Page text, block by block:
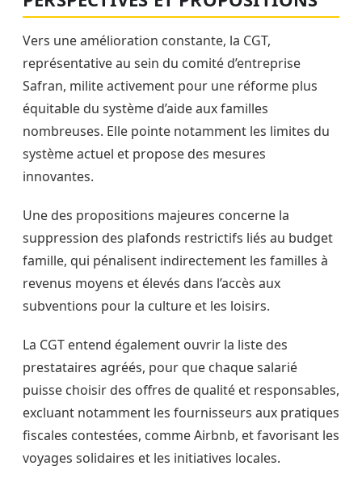
Vers une amélioration constante, la CGT,
représentative au sein du comité d’entreprise
Safran, milite activement pour une réforme plus
équitable du système d’aide aux familles
nombreuses. Elle pointe notamment les limites du
système actuel et propose des mesures
innovantes.
Une des propositions majeures concerne la
suppression des plafonds restrictifs liés au budget
famille, qui pénalisent indirectement les familles à
revenus moyens et élevés dans l’accès aux
subventions pour la culture et les loisirs.
La CGT entend également ouvrir la liste des
prestataires agréés, pour que chaque salarié
puisse choisir des offres de qualité et responsables,
excluant notamment les fournisseurs aux pratiques
fiscales contestées, comme Airbnb, et favorisant les
voyages solidaires et les initiatives locales.